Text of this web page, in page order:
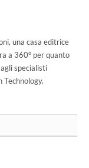
una casa editrice
a 360° per quanto
specialisti